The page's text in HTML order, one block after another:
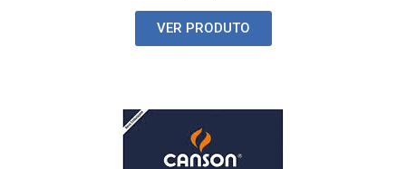
VER PRODUTO